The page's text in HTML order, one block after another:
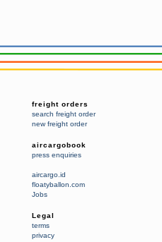
freight orders
search freight order
new freight order
aircargobook
press enquiries
aircargo.id
floatyballon.com
Jobs
Legal
terms
privacy